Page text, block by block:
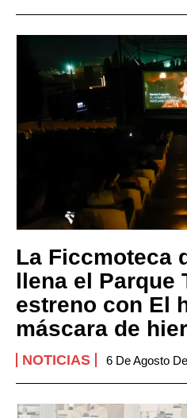
La Ficcmoteca
llena el Parque
estreno con El
máscara de
NOTICIAS 6 De Agosto